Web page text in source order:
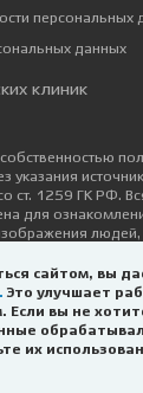
сайтом, вы
Это улучшает
Если вы не
их
персональных
данных
клиник
указания
ст. 1259 ГК РФ.
для
людей,
с их согласия
с ними.
Веб